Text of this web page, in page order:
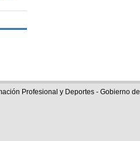
Profesional y Deportes - Gobierno